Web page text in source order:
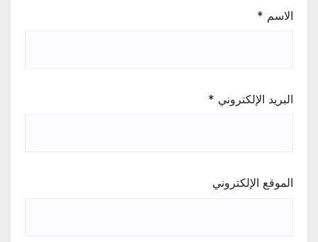
الاسم *
البريد الإلكتروني *
الموقع الإلكتروني